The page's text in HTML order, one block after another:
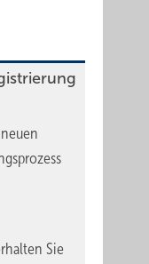
Sie